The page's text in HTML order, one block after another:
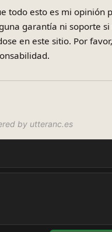
todo esto es mi opinión
garantía ni soporte si
en este sitio. Por